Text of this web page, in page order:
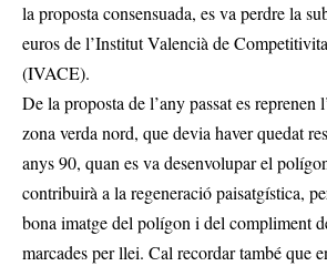
la proposta consensuada, es va perdre la
euros de l’Institut Valencià de
(IVACE).
De la proposta de l’any passat es reprenen
zona verda nord, que devia haver quedat
anys 90, quan es va desenvolupar el
contribuirà a la regeneració paisatgística,
bona imatge del polígon i del compliment
marcades per llei. Cal recordar també que